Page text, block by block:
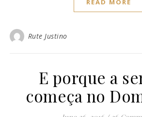
READ MORE
Rute Justino
E porque a
começa no